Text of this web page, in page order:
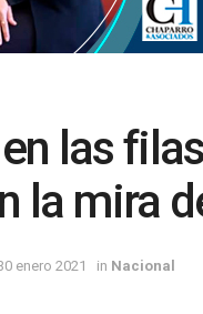
las
la mira
enero 2021 in Nacional